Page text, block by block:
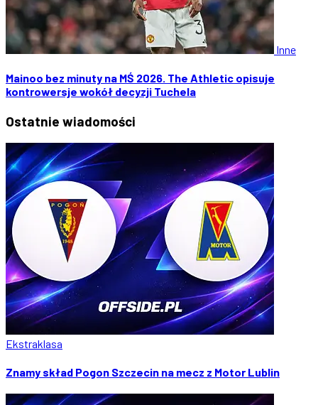
Inne
Mainoo bez minuty na MŚ 2026. The Athletic opisuje
kontrowersje wokół decyzji Tuchela
Ostatnie wiadomości
Ekstraklasa
Znamy skład Pogon Szczecin na mecz z Motor Lublin